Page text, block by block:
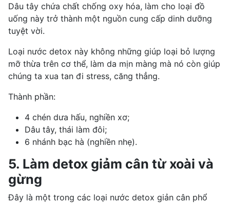
Dâu tây chứa chất chống oxy hóa, làm cho loại đồ
uống này trở thành một nguồn cung cấp dinh dưỡng
tuyệt vời.
Loại nước detox này không những giúp loại bỏ lượng
mỡ thừa trên cơ thể, làm da mịn màng mà nó còn giúp
chúng ta xua tan đi stress, căng thẳng.
Thành phần:
4 chén dưa hấu, nghiền xơ;
Dâu tây, thái làm đôi;
6 nhánh bạc hà (nghiền nhẹ).
5. Làm detox giảm cân từ xoài và
gừng
Đây là một trong các loại nước detox giản cân phổ